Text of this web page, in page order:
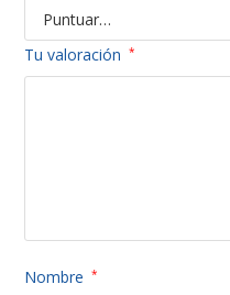
Tu valoración *
Nombre *